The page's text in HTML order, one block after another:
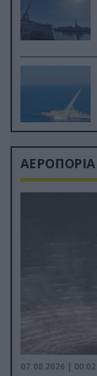
ΑΕΡΟΠΟΡΙΑ
07.08.2026 | 00:02